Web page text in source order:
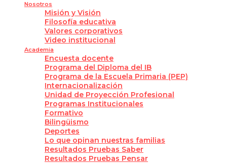
Nosotros
Misión y Visión
Filosofía educativa
Valores corporativos
Video institucional
Academia
Encuesta docente
Programa del Diploma del IB
Programa de la Escuela Primaria (PEP)
Internacionalización
Unidad de Proyección Profesional
Programas Institucionales
Formativo
Bilingüismo
Deportes
Lo que opinan nuestras familias
Resultados Pruebas Saber
Resultados Pruebas Pensar